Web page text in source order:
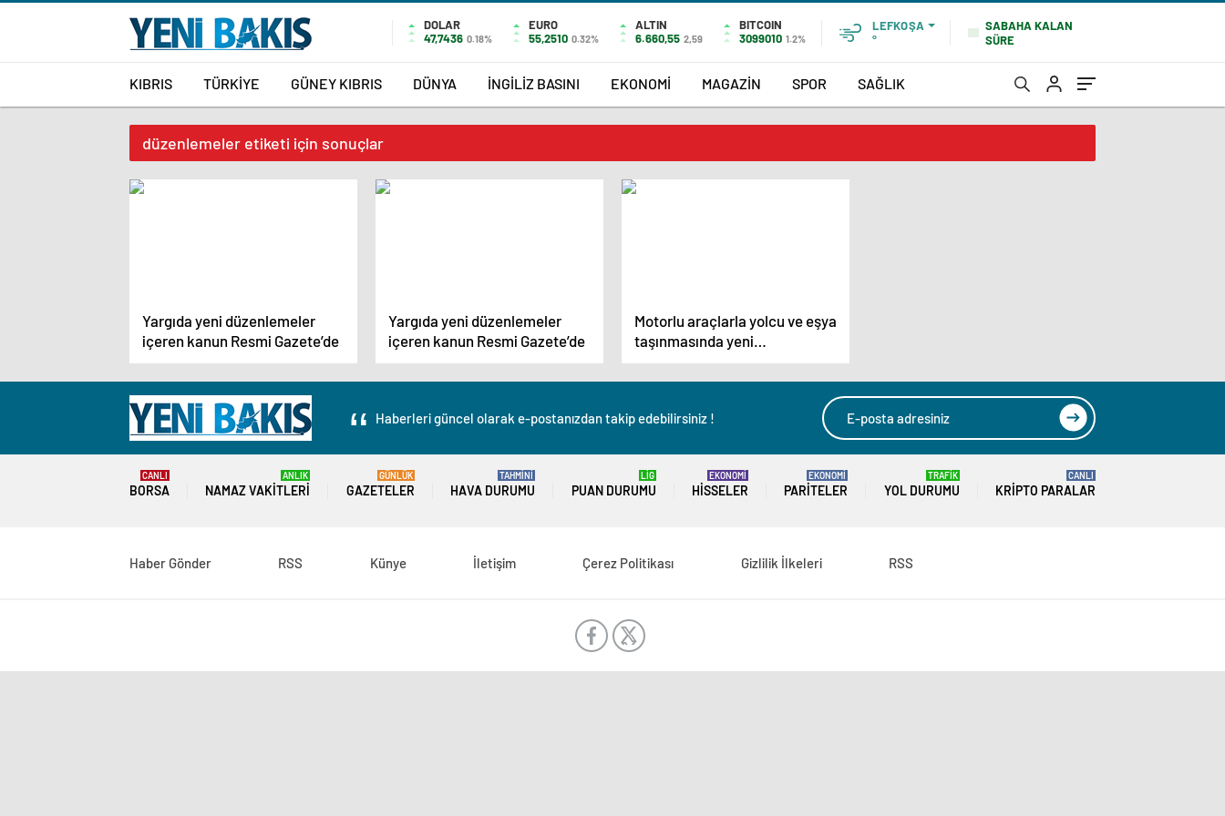
DOLAR
47,7436 0.18%
EURO
55,2510 0.32%
ALTIN
6.660,55 2,59
BITCOIN
3099010 1.2%
LEFKOŞA
°
SABAHA KALAN
SÜRE
KIBRIS TÜRKİYE GÜNEY KIBRIS DÜNYA İNGİLİZ BASINI EKONOMİ MAGAZİN SPOR SAĞLIK
düzenlemeler etiketi için sonuçlar
Yargıda yeni düzenlemeler
içeren kanun Resmi Gazete’de
Yargıda yeni düzenlemeler
içeren kanun Resmi Gazete’de
Motorlu araçlarla yolcu ve eşya
taşınmasında yeni
düzenlemeler gelecek
Haberleri güncel olarak e-postanızdan takip edebilirsiniz !
BORSA
CANLI
NAMAZ VAKITLERI
ANLIK
GAZETELER
GÜNLÜK
HAVA DURUMU
TAHMİNİ
PUAN DURUMU
LİG
HISSELER
EKONOMİ
PARITELER
EKONOMİ
YOL DURUMU
TRAFİK
KRIPTO PARALAR
CANLI
Haber Gönder RSS Künye İletişim Çerez Politikası Gizlilik İlkeleri RSS